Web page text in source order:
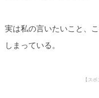
実は私の言いたいこと、
しまっている。
【ス